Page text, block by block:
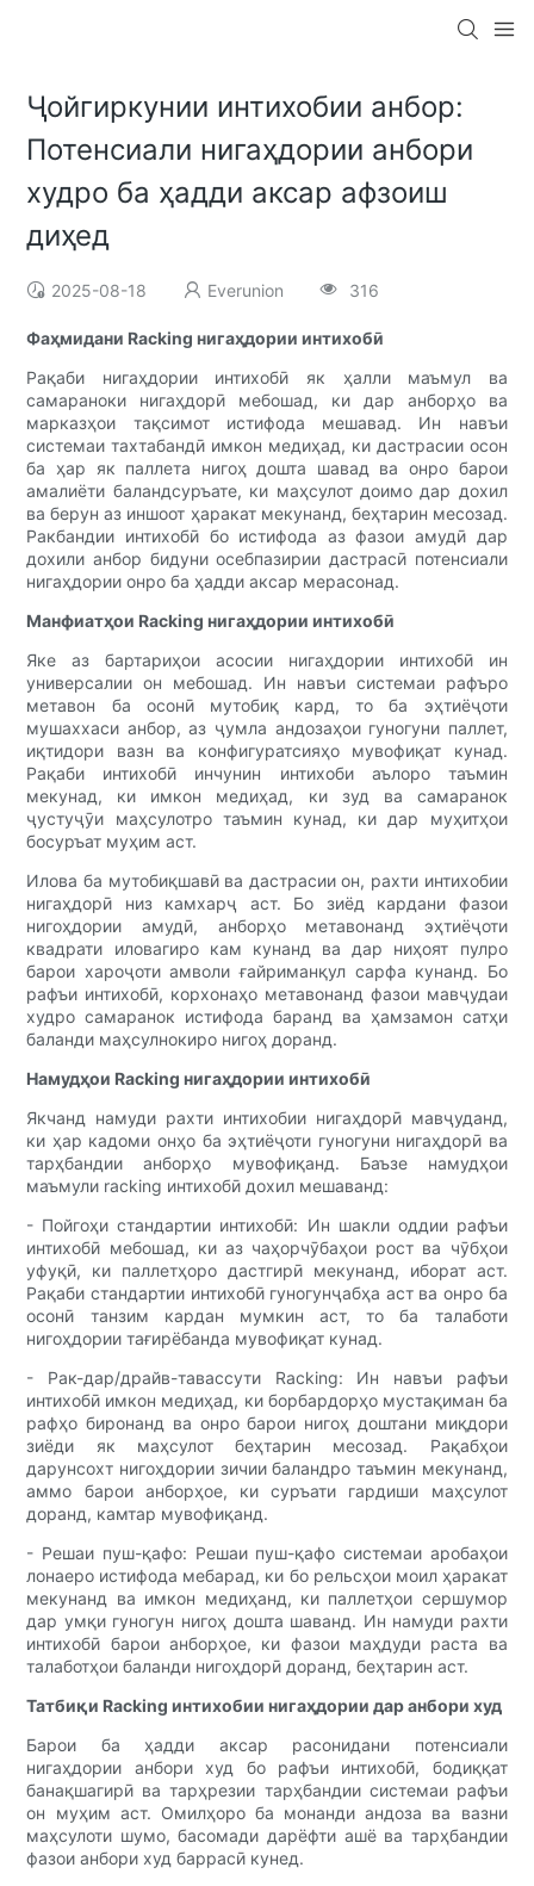
Ҷойгиркунии интихобии анбор:
Потенсиали нигаҳдории анбори
худро ба ҳадди аксар афзоиш
диҳед
2025-08-18 Everunion 316
Фаҳмидани Racking нигаҳдории интихобӣ
Рақаби нигаҳдории интихобӣ як ҳалли маъмул ва
самараноки нигаҳдорӣ мебошад, ки дар анборҳо ва
марказҳои тақсимот истифода мешавад. Ин навъи
системаи тахтабандӣ имкон медиҳад, ки дастрасии осон
ба ҳар як паллета нигоҳ дошта шавад ва онро барои
амалиёти баландсуръате, ки маҳсулот доимо дар дохил
ва берун аз иншоот ҳаракат мекунанд, беҳтарин месозад.
Ракбандии интихобӣ бо истифода аз фазои амудӣ дар
дохили анбор бидуни осебпазирии дастрасӣ потенсиали
нигаҳдории онро ба ҳадди аксар мерасонад.
Манфиатҳои Racking нигаҳдории интихобӣ
Яке аз бартариҳои асосии нигаҳдории интихобӣ ин
универсалии он мебошад. Ин навъи системаи рафъро
метавон ба осонӣ мутобиқ кард, то ба эҳтиёҷоти
мушаххаси анбор, аз ҷумла андозаҳои гуногуни паллет,
иқтидори вазн ва конфигуратсияҳо мувофиқат кунад.
Рақаби интихобӣ инчунин интихоби аълоро таъмин
мекунад, ки имкон медиҳад, ки зуд ва самаранок
ҷустуҷӯи маҳсулотро таъмин кунад, ки дар муҳитҳои
босуръат муҳим аст.
Илова ба мутобиқшавӣ ва дастрасии он, рахти интихобии
нигаҳдорӣ низ камхарҷ аст. Бо зиёд кардани фазои
нигоҳдории амудӣ, анборҳо метавонанд эҳтиёҷоти
квадрати иловагиро кам кунанд ва дар ниҳоят пулро
барои хароҷоти амволи ғайриманқул сарфа кунанд. Бо
рафъи интихобӣ, корхонаҳо метавонанд фазои мавҷудаи
худро самаранок истифода баранд ва ҳамзамон сатҳи
баланди маҳсулнокиро нигоҳ доранд.
Намудҳои Racking нигаҳдории интихобӣ
Якчанд намуди рахти интихобии нигаҳдорӣ мавҷуданд,
ки ҳар кадоми онҳо ба эҳтиёҷоти гуногуни нигаҳдорӣ ва
тарҳбандии анборҳо мувофиқанд. Баъзе намудҳои
маъмули racking интихобӣ дохил мешаванд:
- Пойгоҳи стандартии интихобӣ: Ин шакли оддии рафъи
интихобӣ мебошад, ки аз чаҳорчӯбаҳои рост ва чӯбҳои
уфуқӣ, ки паллетҳоро дастгирӣ мекунанд, иборат аст.
Рақаби стандартии интихобӣ гуногунҷабҳа аст ва онро ба
осонӣ танзим кардан мумкин аст, то ба талаботи
нигоҳдории тағирёбанда мувофиқат кунад.
- Рак-дар/драйв-тавассути Racking: Ин навъи рафъи
интихобӣ имкон медиҳад, ки борбардорҳо мустақиман ба
рафҳо биронанд ва онро барои нигоҳ доштани миқдори
зиёди як маҳсулот беҳтарин месозад. Рақабҳои
дарунсохт нигоҳдории зичии баландро таъмин мекунанд,
аммо барои анборҳое, ки суръати гардиши маҳсулот
доранд, камтар мувофиқанд.
- Решаи пуш-қафо: Решаи пуш-қафо системаи аробаҳои
лонаеро истифода мебарад, ки бо рельсҳои моил ҳаракат
мекунанд ва имкон медиҳанд, ки паллетҳои сершумор
дар умқи гуногун нигоҳ дошта шаванд. Ин намуди рахти
интихобӣ барои анборҳое, ки фазои маҳдуди раста ва
талаботҳои баланди нигоҳдорӣ доранд, беҳтарин аст.
Татбиқи Racking интихобии нигаҳдории дар анбори худ
Барои ба ҳадди аксар расонидани потенсиали
нигаҳдории анбори худ бо рафъи интихобӣ, бодиққат
банақшагирӣ ва тарҳрезии тарҳбандии системаи рафъи
он муҳим аст. Омилҳоро ба монанди андоза ва вазни
маҳсулоти шумо, басомади дарёфти ашё ва тарҳбандии
фазои анбори худ баррасӣ кунед.